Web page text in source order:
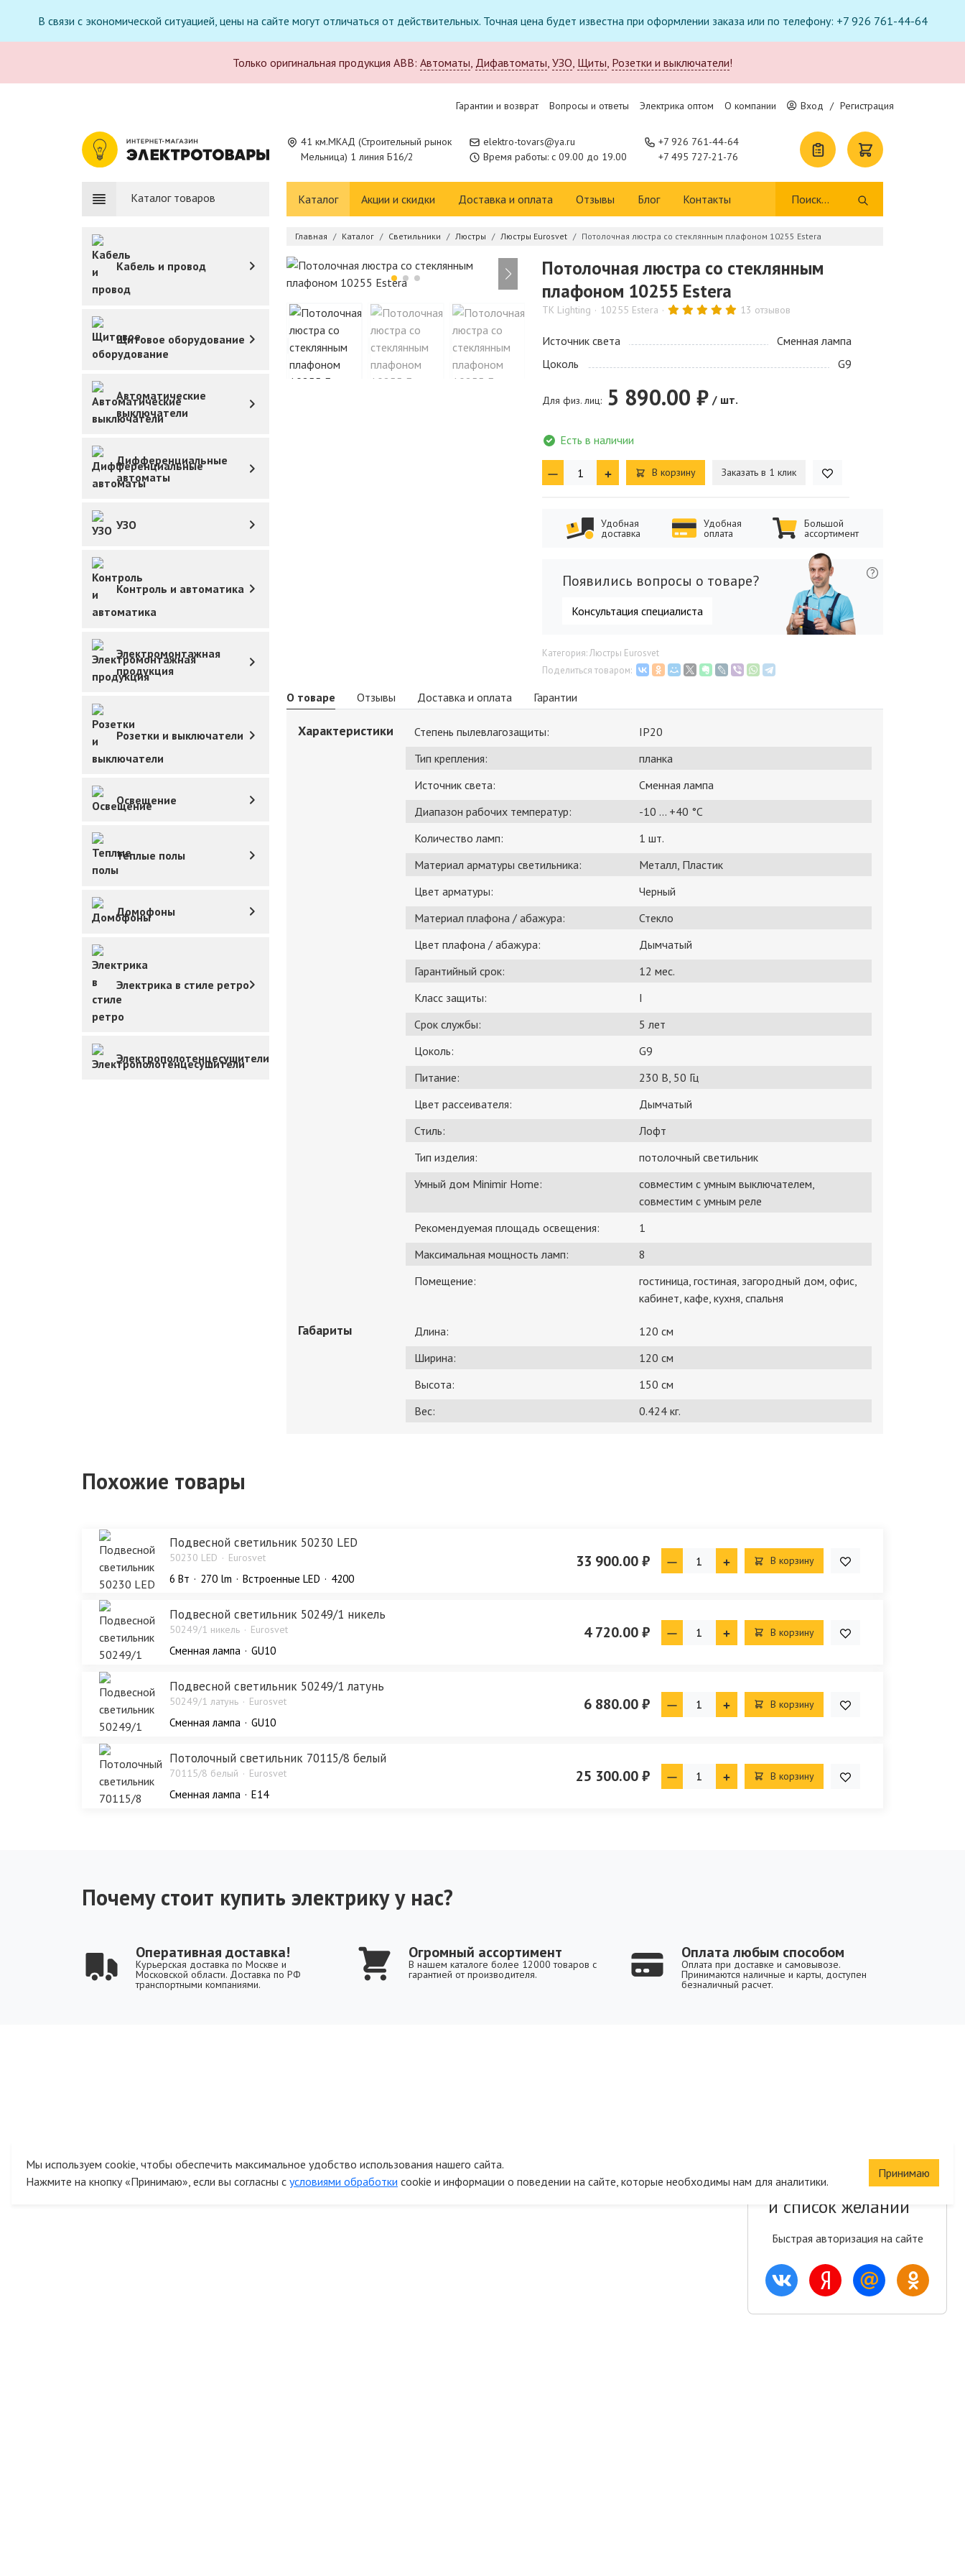
В связи с экономической ситуацией, цены на сайте могут отличаться от действительных. Точная цена будет известна при оформлении заказа или по телефону: +7 926 761-44-64
Только оригинальная продукция ABB: Автоматы, Дифавтоматы, УЗО, Щиты, Розетки и выключатели!
Гарантии и возврат Вопросы и ответы Электрика оптом О компании Вход / Регистрация
41 км.МКАД (Строительный рынок
Мельница) 1 линия Б16/2
elektro-tovars@ya.ru
Время работы: с 09.00 до 19.00
+7 926 761-44-64
+7 495 727-21-76
Каталог товаров Каталог Акции и скидки Доставка и оплата Отзывы Блог Контакты
Кабель и провод
Щитовое оборудование
Автоматические
выключатели
Дифференциальные
автоматы
УЗО
Контроль и автоматика
Электромонтажная
продукция
Розетки и выключатели
Освещение
Теплые полы
Домофоны
Электрика в стиле ретро
Электрополотенцесушители
Главная Каталог Светильники Люстры Люстры Eurosvet Потолочная люстра со стеклянным плафоном 10255 Estera
Потолочная люстра со стеклянным
плафоном 10255 Estera
TK Lighting 10255 Estera 13 отзывов
Источник света
Сменная лампа
Цоколь
G9
Для физ. лиц: 5 890.00 ₽ / шт.
Есть в наличии
В корзину Заказать в 1 клик
Удобная
доставка
Удобная
оплата
Большой
ассортимент
Появились вопросы о товаре?
Консультация специалиста
Категория: Люстры Eurosvet
Поделиться товаром:
О товаре Отзывы Доставка и оплата Гарантии
Характеристики Степень пылевлагозащиты:
IP20
Тип крепления:
планка
Источник света:
Сменная лампа
Диапазон рабочих температур:
-10 ... +40 °С
Количество ламп:
1 шт.
Материал арматуры светильника:
Металл, Пластик
Цвет арматуры:
Черный
Материал плафона / абажура:
Стекло
Цвет плафона / абажура:
Дымчатый
Гарантийный срок:
12 мес.
Класс защиты:
I
Срок службы:
5 лет
Цоколь:
G9
Питание:
230 В, 50 Гц
Цвет рассеивателя:
Дымчатый
Стиль:
Лофт
Тип изделия:
потолочный светильник
Умный дом Minimir Home:
совместим с умным выключателем,
совместим с умным реле
Рекомендуемая площадь освещения:
1
Максимальная мощность ламп:
8
Помещение:
гостиница, гостиная, загородный дом, офис,
кабинет, кафе, кухня, спальня
Габариты Длина:
120 см
Ширина:
120 см
Высота:
150 см
Вес:
0.424 кг.
Похожие товары
Подвесной светильник 50230 LED
50230 LED Eurosvet
6 Bт 270 lm Встроенные LED 4200
33 900.00 ₽ В корзину
Подвесной светильник 50249/1 никель
50249/1 никель Eurosvet
Сменная лампа GU10
4 720.00 ₽ В корзину
Подвесной светильник 50249/1 латунь
50249/1 латунь Eurosvet
Сменная лампа GU10
6 880.00 ₽ В корзину
Потолочный светильник 70115/8 белый
70115/8 белый Eurosvet
Сменная лампа E14
25 300.00 ₽ В корзину
Почему стоит купить электрику у нас?
Оперативная доставка!
Курьерская доставка по Москве и
Московской области. Доставка по РФ
транспортными компаниями.
Огромный ассортимент
В нашем каталоге более 12000 товаров с
гарантией от производителя.
Оплата любым способом
Оплата при доставке и самовывозе.
Принимаются наличные и карты, доступен
безналичный расчет.
Сохраните корзину
и список желаний
Быстрая авторизация на сайте
Мы используем cookie, чтобы обеспечить максимальное удобство использования нашего сайта.
Нажмите на кнопку «Принимаю», если вы согласны с условиями обработки cookie и информации о поведении на сайте, которые необходимы нам для аналитики.
Принимаю